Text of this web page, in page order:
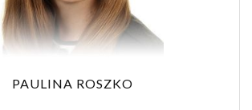
PAULINA ROSZKO